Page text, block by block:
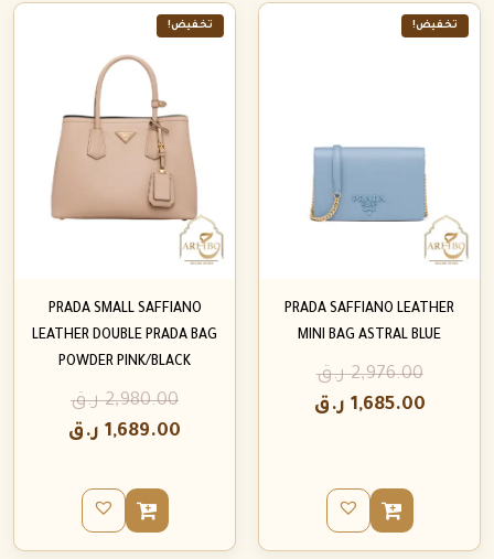
تخفيض!
PRADA SAFFIANO LEATHER
MINI BAG ASTRAL BLUE
2,976.00 ر.ق
1,685.00 ر.ق
تخفيض!
PRADA SMALL SAFFIANO
LEATHER DOUBLE PRADA BAG
POWDER PINK/BLACK
2,980.00 ر.ق
1,689.00 ر.ق